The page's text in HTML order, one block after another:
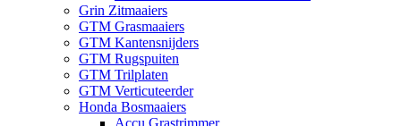
Grin Zitmaaiers
GTM Grasmaaiers
GTM Kantensnijders
GTM Rugspuiten
GTM Trilplaten
GTM Verticuteerder
Honda Bosmaaiers
Accu Grastrimmer